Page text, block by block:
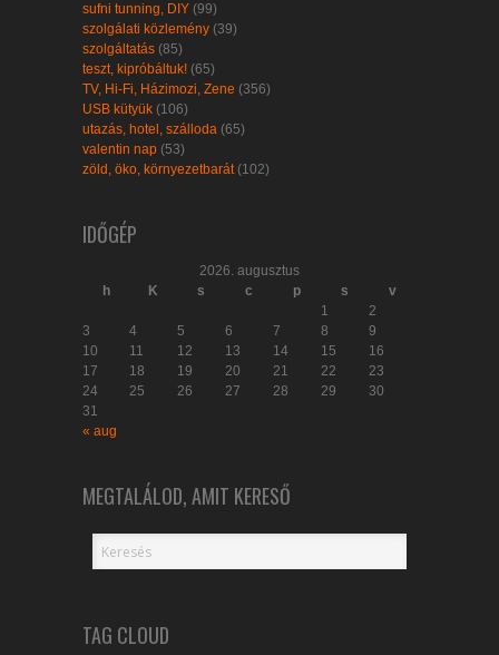
sufni tunning, DIY (99)
szolgálati közlemény (39)
szolgáltatás (85)
teszt, kipróbáltuk! (65)
TV, Hi-Fi, Házimozi, Zene (356)
USB kütyük (106)
utazás, hotel, szálloda (65)
valentin nap (53)
zöld, öko, környezetbarát(102)
IDŐGÉP
2026. augusztus
h
K s c p s
v
1
2
3
4 5 6 7 8
9
10
11 12 13 14 15
16
17
18 19 20 21 22
23
24
25 26 27 28 29
30
31
« aug
MEGTALÁLOD, AMIT KERESŐ
TAG CLOUD